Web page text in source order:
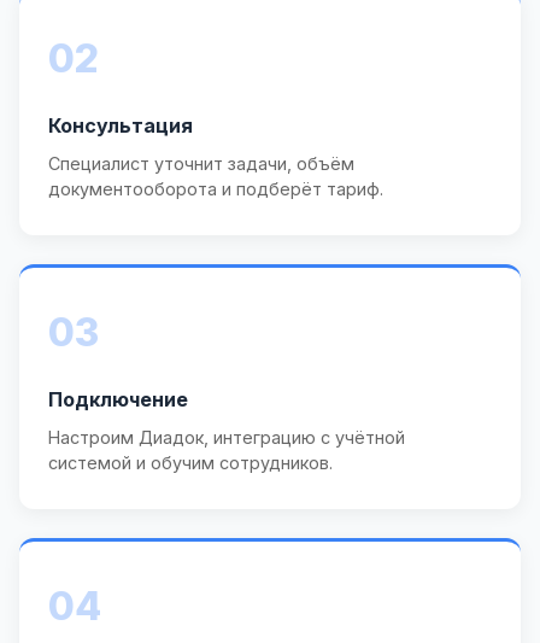
02
Консультация
Специалист уточнит задачи, объём
документооборота и подберёт тариф.
03
Подключение
Настроим Диадок, интеграцию с учётной
системой и обучим сотрудников.
04